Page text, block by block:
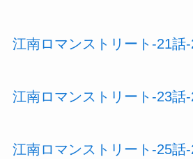
江南ロマンストリート-21話
江南ロマンストリート-23話
江南ロマンストリート-25話